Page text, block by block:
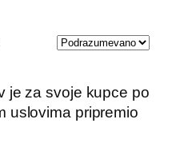
je za svoje kupce po
uslovima pripremio